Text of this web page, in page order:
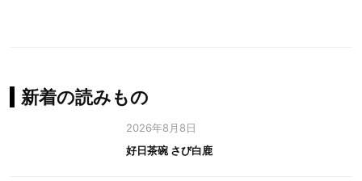
新着の読みもの
2026年8月8日
好日茶碗 さび白鹿